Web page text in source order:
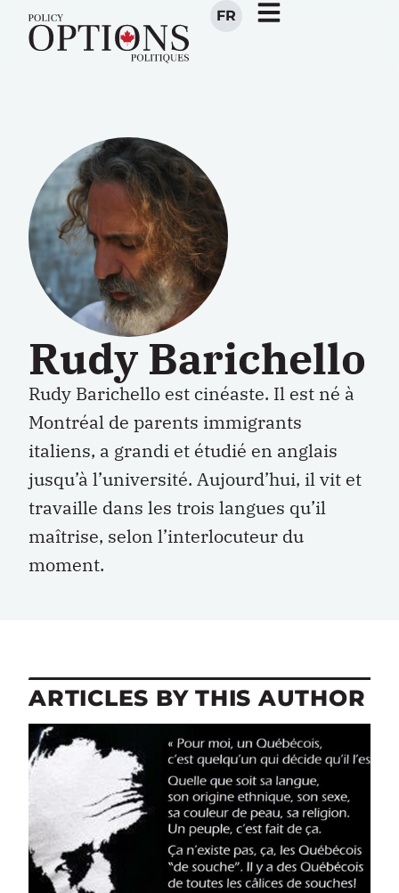
FR
Rudy Barichello
Rudy Barichello est cinéaste. Il est né à
Montréal de parents immigrants
italiens, a grandi et étudié en anglais
jusqu’à l’université. Aujourd’hui, il vit et
travaille dans les trois langues qu’il
maîtrise, selon l’interlocuteur du
moment.
ARTICLES BY THIS AUTHOR